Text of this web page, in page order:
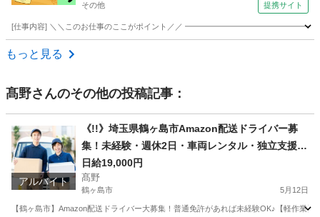
その他 提携サイト
[仕事内容] ＼＼このお仕事のここがポイント／／ ━━━━━━━━━━━━━━━━━ ◎
埼玉 その他
もっと見る
髙野さんのその他の投稿記事：
アルバイト
《!!》埼玉県鶴ヶ島市Amazon配送ドライバー募
集！未経験・週休2日・車両レンタル・独立支援も
◎
日給19,000円
髙野
鶴ヶ島市 5月12日
【鶴ヶ島市】Amazon配送ドライバー大募集！普通免許があれば未経験OK♪【軽作業